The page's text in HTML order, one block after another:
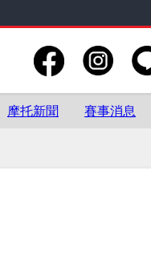
摩托新聞 賽事消息